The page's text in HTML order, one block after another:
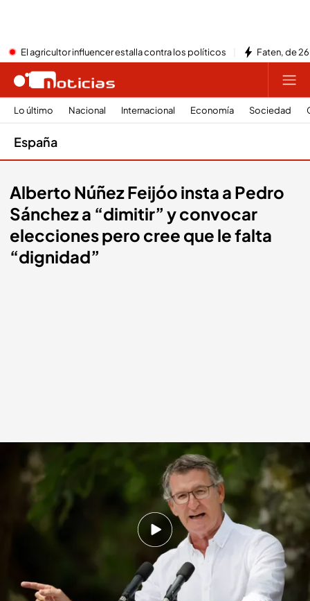
El agricultor influencer estalla contra los políticos Faten, de
Lo último Nacional Internacional Economía Sociedad
España
Alberto Núñez Feijóo insta a Pedro
Sánchez a “dimitir” y convocar
elecciones pero cree que le falta
“dignidad”
Alberto Núñez Feijóo insta a Pedro Sánchez a “dimitir”
Redacción digital Noticias Cuatro
31 AGO 2024 - 14:30h.
Alberto Núñez Feijóo ha asegurado que Pedro
Sánchez debería “dimitir” y “convocar”
elecciones